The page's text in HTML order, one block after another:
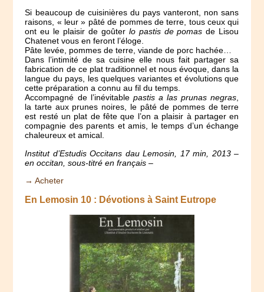
Si beaucoup de cuisinières du pays vanteront, non sans
raisons, « leur » pâté de pommes de terre, tous ceux qui
ont eu le plaisir de goûter lo pastis de pomas de Lisou
Chatenet vous en feront l’éloge.
Pâte levée, pommes de terre, viande de porc hachée…
Dans l’intimité de sa cuisine elle nous fait partager sa
fabrication de ce plat traditionnel et nous évoque, dans la
langue du pays, les quelques variantes et évolutions que
cette préparation a connu au fil du temps.
Accompagné de l’inévitable pastis a las prunas negras,
la tarte aux prunes noires, le pâté de pommes de terre
est resté un plat de fête que l’on a plaisir à partager en
compagnie des parents et amis, le temps d’un échange
chaleureux et amical.
Institut d’Estudis Occitans dau Lemosin, 17 min, 2013 –
en occitan, sous-titré en français –
→ Acheter
En Lemosin 10 : Dévotions à Saint Eutrope